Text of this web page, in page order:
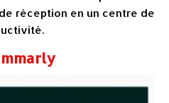
réception en un centre de